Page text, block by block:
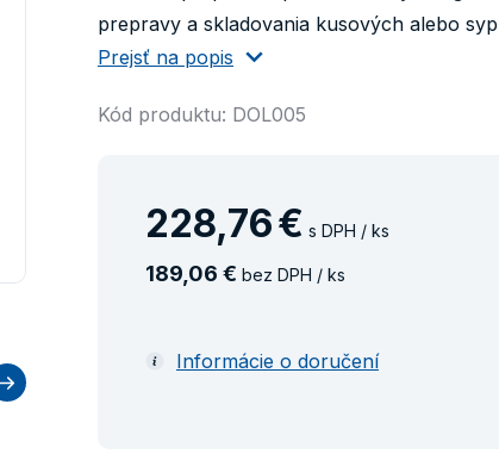
prepravy a skladovania kusových alebo
Prejsť na popis
Kód produktu: DOL005
228,76€ s DPH / ks
189 06 € bez DPH / ks
Informácie o doručení